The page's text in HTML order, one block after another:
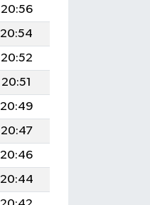
20:56
20:54
20:52
20:51
20:49
20:47
20:46
20:44